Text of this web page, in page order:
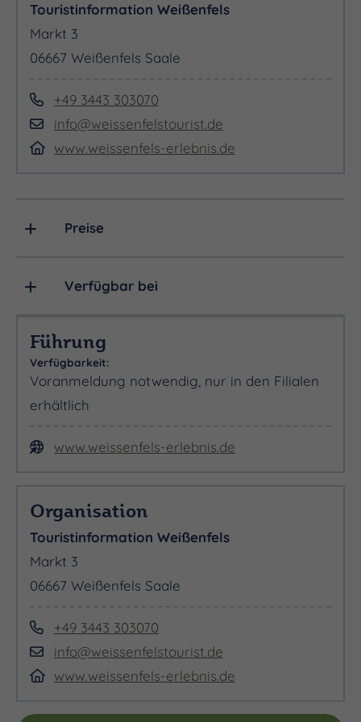
Touristinformation Weißenfels
Markt 3
06667 Weißenfels Saale
+49 3443 303070
info@weissenfelstourist.de
www.weissenfels-erlebnis.de
Preise
Verfügbar bei
Führung
Verfügbarkeit:
Voranmeldung notwendig, nur in den Filialen
erhältlich
www.weissenfels-erlebnis.de
Organisation
Touristinformation Weißenfels
Markt 3
06667 Weißenfels Saale
+49 3443 303070
info@weissenfelstourist.de
www.weissenfels-erlebnis.de